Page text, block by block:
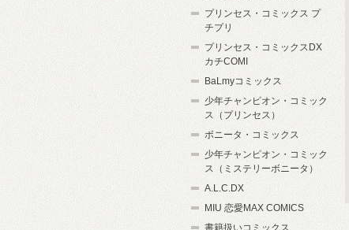
プリンセス・コミックス プ
チプリ
プリンセス・コミックスDX
カチCOMI
BaLmyコミックス
少年チャンピオン・コミック
ス（プリンセス）
ボニータ・コミックス
少年チャンピオン・コミック
ス（ミステリーボニータ）
A.L.C.DX
MIU 恋愛MAX COMICS
書籍扱いコミックス